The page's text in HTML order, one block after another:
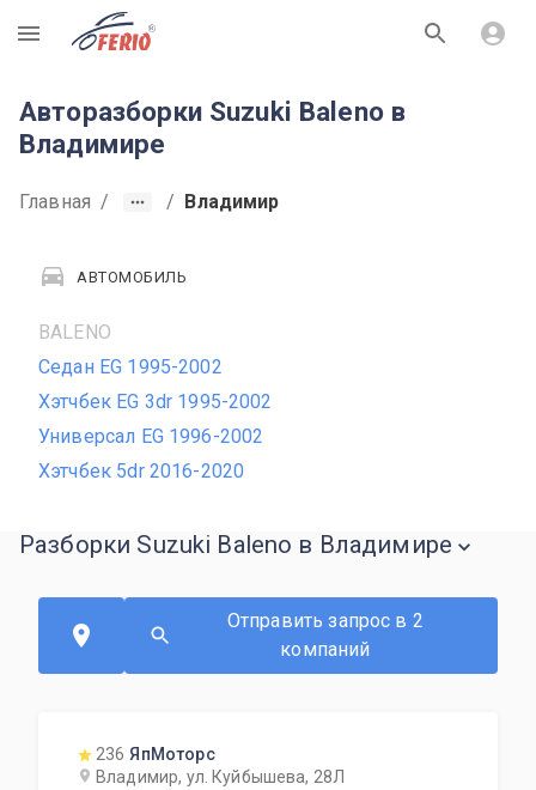
R
Авторазборки Suzuki Baleno в
Владимире
Главная / / Владимир
АВТОМОБИЛЬ
BALENO
Седан EG 1995-2002
Хэтчбек EG 3dr 1995-2002
Универсал EG 1996-2002
Хэтчбек 5dr 2016-2020
Разборки Suzuki Baleno в Владимире
Отправить запрос в 2
компаний
236 ЯпМоторс
Владимир, ул. Куйбышева, 28Л